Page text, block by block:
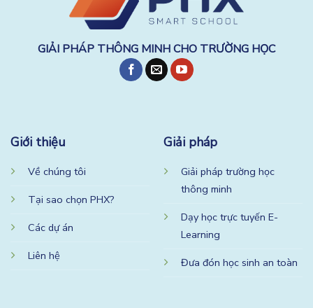
GIẢI PHÁP THÔNG MINH CHO TRƯỜNG HỌC
Giới thiệu
Về chúng tôi
Tại sao chọn PHX?
Các dự án
Liên hệ
Giải pháp
Giải pháp trường học
thông minh
Dạy học trực tuyến E-
Learning
Đưa đón học sinh an toàn